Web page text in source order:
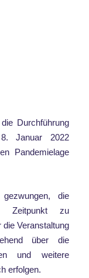
Durchführung
Januar 2022
Pandemielage
die
Zeitpunkt zu
Veranstaltung
über die
und weitere
erfolgen.